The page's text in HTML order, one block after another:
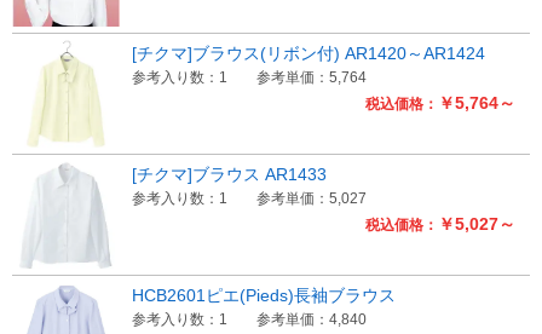
税込価格： ￥5,764～
[チクマ]ブラウス(リボン付) AR1420～AR1424
参考入り数：1 参考単価：5,764
税込価格： ￥5,027～
[チクマ]ブラウス AR1433
参考入り数：1 参考単価：5,027
HCB2601ピエ(Pieds)長袖ブラウス
参考入り数：1 参考単価：4,840